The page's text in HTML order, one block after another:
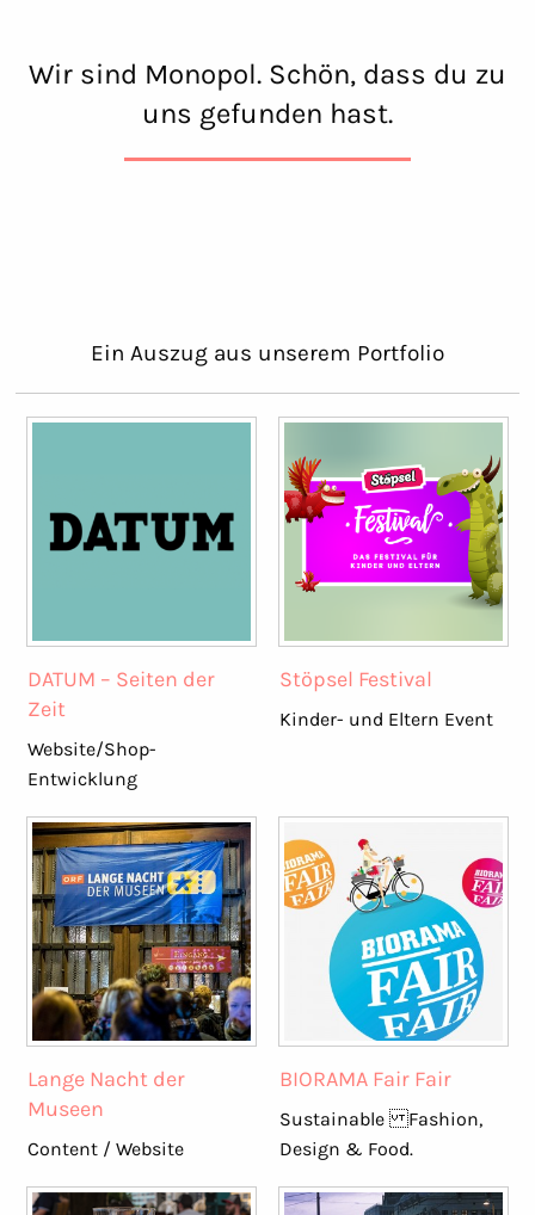
Wir sind Monopol. Schön, dass du zu
uns gefunden hast.
Ein Auszug aus unserem Portfolio
DATUM – Seiten der
Zeit
Website/Shop-
Entwicklung
Stöpsel Festival
Kinder- und Eltern Event
Lange Nacht der
Museen
Content / Website
BIORAMA Fair Fair
Sustainable Fashion,
Design & Food.